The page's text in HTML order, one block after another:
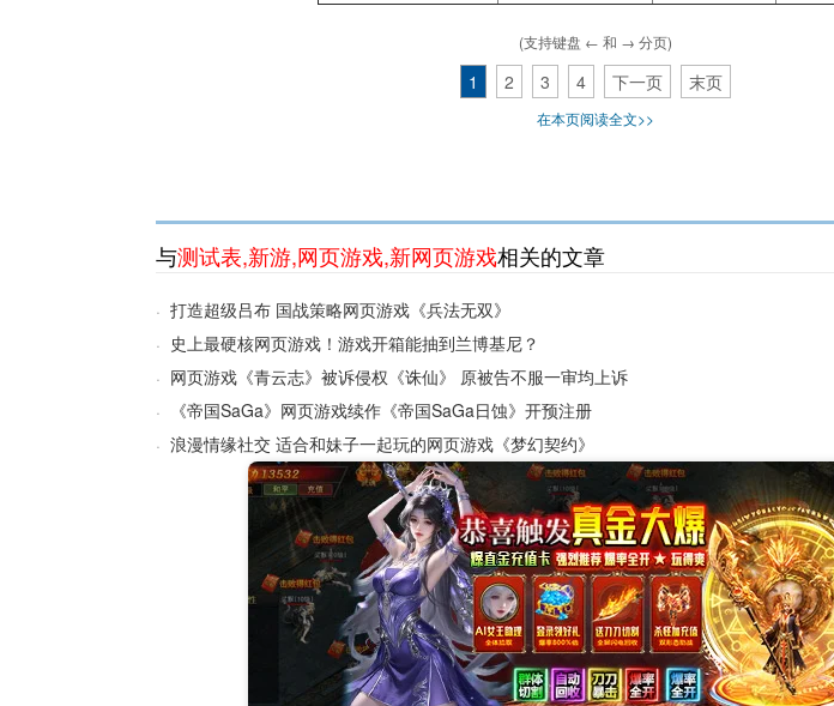
(支持键盘 ← 和 → 分页)
1 2 3 4 下一页 末页
在本页阅读全文>>
与测试表,新游,网页游戏,新网页游戏相关的文章
· 打造超级吕布 国战策略网页游戏《兵法无双》
· 史上最硬核网页游戏！游戏开箱能抽到兰博基尼？
· 网页游戏《青云志》被诉侵权《诛仙》 原被告不服一审均上诉
·
《帝国SaGa》网页游戏续作《帝国SaGa日蚀》开预注册
· 浪漫情缘社交 适合和妹子一起玩的网页游戏《梦幻契约》